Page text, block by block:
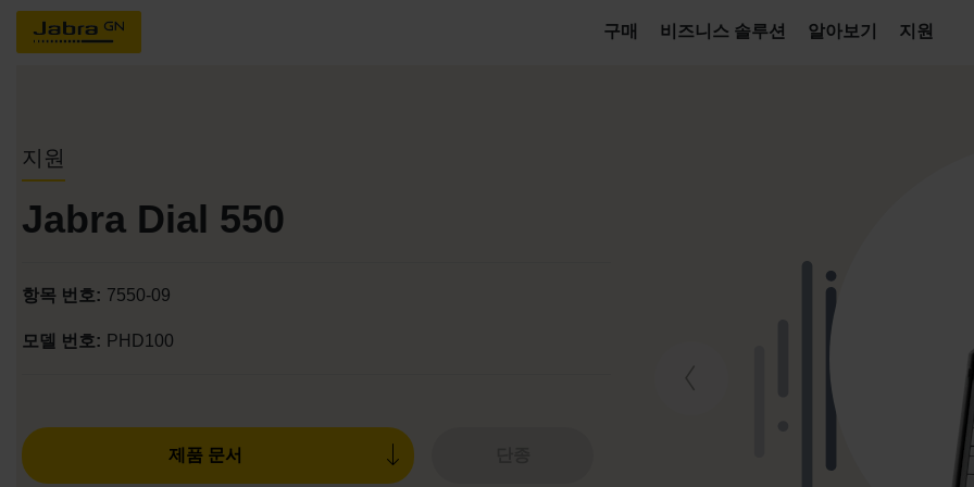
구매 비즈니스 솔루션 알아보기 지원
지원
Jabra Dial 550
항목 번호: 7550-09
모델 번호: PHD100
제품 문서